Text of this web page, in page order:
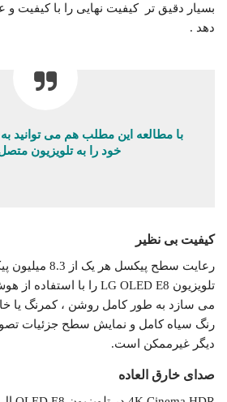
بسیار دقیق تر کیفیت نهایی را با کیفیت
دهد .
با مطالعه این مطلب هم می توانید
خود را به تلویزیون
کیفیت بی نظیر
رعایت سطح پیکسل
می سازد به طور کامل روشن ، کمرنگ یا
رنگ سیاه کامل و نمایش سطح جزئیات
دیگر غیرممکن است.
صدای خارق العاده